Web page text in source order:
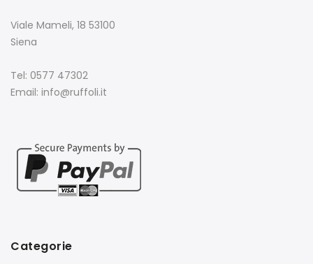
Viale Mameli, 18 53100
Siena
Tel: 0577 47302
Email: info@ruffoli.it
Categorie